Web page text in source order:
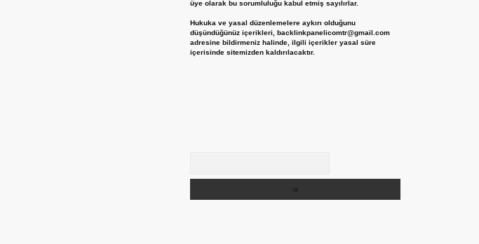
üye olarak bu sorumluluğu kabul etmiş sayılırlar.
Hukuka ve yasal düzenlemelere aykırı olduğunu
düşündüğünüz içerikleri, backlinkpanelicomtr@gmail.com
adresine bildirmeniz halinde, ilgili içerikler yasal süre
içerisinde sitemizden kaldırılacaktır.